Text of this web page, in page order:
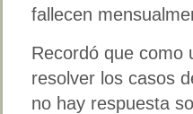
fallecen
Recordó que como
resolver los casos
no hay respuesta